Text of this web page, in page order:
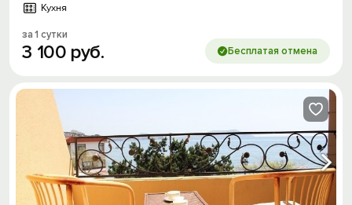
Кухня
за 1 сутки
3 100 руб. Бесплатая отмена